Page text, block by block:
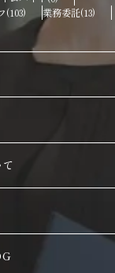
(103) 業務委託(13)